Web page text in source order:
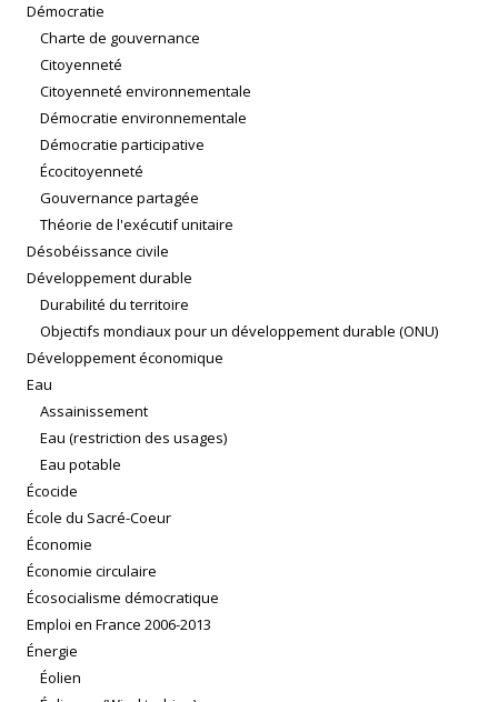
Démocratie
Charte de gouvernance
Citoyenneté
Citoyenneté environnementale
Démocratie environnementale
Démocratie participative
Écocitoyenneté
Gouvernance partagée
Théorie de l'exécutif unitaire
Désobéissance civile
Développement durable
Durabilité du territoire
Objectifs mondiaux pour un développement durable (ONU)
Développement économique
Eau
Assainissement
Eau (restriction des usages)
Eau potable
Écocide
École du Sacré-Coeur
Économie
Économie circulaire
Écosocialisme démocratique
Emploi en France 2006-2013
Énergie
Éolien